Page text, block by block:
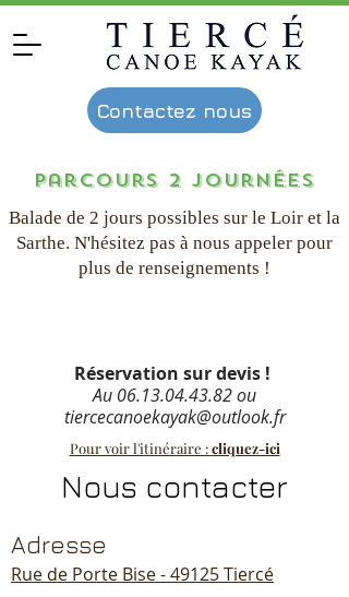
Contactez nous
parcours 2 journées
Balade de 2 jours possibles sur le Loir et la
Sarthe. N'hésitez pas à nous appeler pour
plus de renseignements !
Réservation sur devis !
Au 06.13.04.43.82ou
tiercecanoekayak@outlook.fr
Pour voir l'itinéraire :cliquez-ici
Nous contacter
Adresse
Rue de Porte Bise - 49125 Tiercé